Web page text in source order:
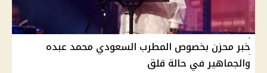
خبر محزن بخصوص المطرب السعودي محمد عبده
والجماهير في حالة قلق